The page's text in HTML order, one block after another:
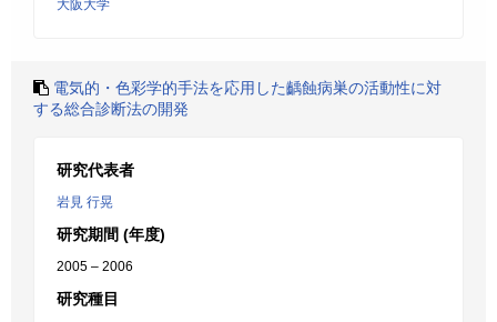
大阪大学
電気的・色彩学的手法を応用した齲蝕病巣の活動性に対
する総合診断法の開発
研究代表者
岩見 行晃
研究期間 (年度)
2005 – 2006
研究種目